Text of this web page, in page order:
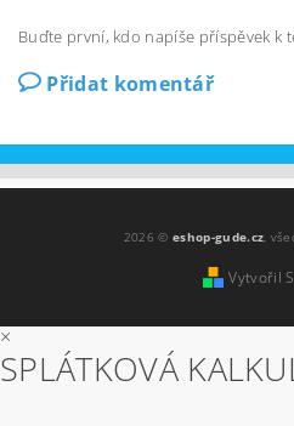
Buďte první, kdo napíše příspěvek k
Přidat komentář
2026 ©eshop-gude.cz,
Vytvořil
×
SPLÁTKOVÁ